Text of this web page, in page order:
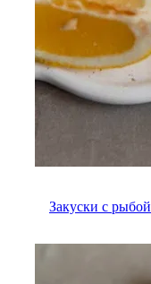
Закуски с рыбой